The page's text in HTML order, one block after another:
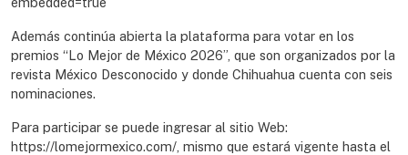
Además continúa abierta la plataforma para votar en los
premios “Lo Mejor de México 2026”, que son organizados por la
revista México Desconocido y donde Chihuahua cuenta con seis
nominaciones.
Para participar se puede ingresar al sitio Web:
https://lomejormexico.com/, mismo que estará vigente hasta el